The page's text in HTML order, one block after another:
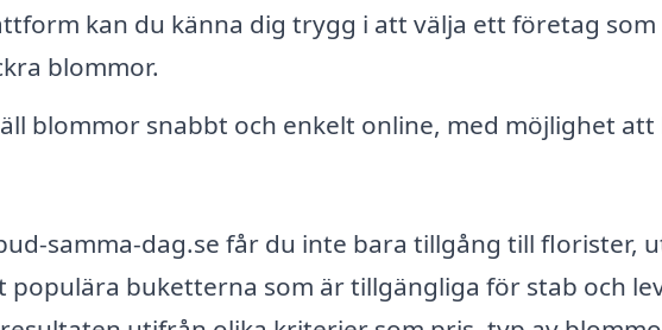
kan du känna dig trygg i att välja ett företag som
blommor.
blommor snabbt och enkelt online, med möjlighet att
samma-dag.se får du inte bara tillgång till florister,
populära buketterna som är tillgängliga för stab och